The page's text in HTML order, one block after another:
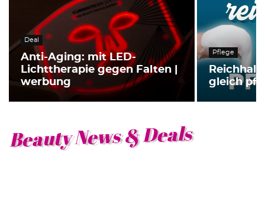
Deal
Anti-Aging: mit LED-
Lichttherapie gegen Falten |
werbung
Pflege
gleich
Beauty News & Deals